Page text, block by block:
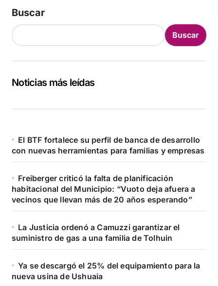
Buscar
Buscar
Noticias más leídas
El BTF fortalece su perfil de banca de desarrollo
con nuevas herramientas para familias y empresas
Freiberger criticó la falta de planificación
habitacional del Municipio: “Vuoto deja afuera a
vecinos que llevan más de 20 años esperando”
La Justicia ordenó a Camuzzi garantizar el
suministro de gas a una familia de Tolhuin
Ya se descargó el 25% del equipamiento para la
nueva usina de Ushuaia